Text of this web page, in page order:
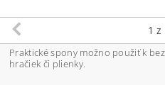
1 z
Praktické spony možno použiť k
hračiek či plienky.